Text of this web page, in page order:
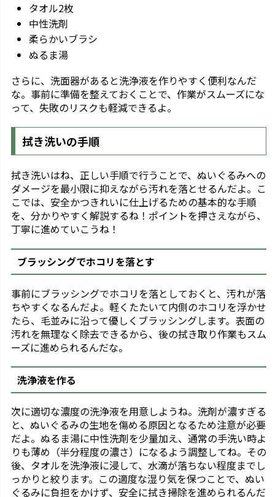
タオル2枚
中性洗剤
柔らかいブラシ
ぬるま湯
さらに、洗面器があると洗浄液を作りやすく便利なんだ
な。事前に準備を整えておくことで、作業がスムーズにな
って、失敗のリスクも軽減できるよ。
拭き洗いの手順
拭き洗いはね、正しい手順で行うことで、ぬいぐるみへの
ダメージを最小限に抑えながら汚れを落とせるんだよ。こ
こでは、安全かつきれいに仕上げるための基本的な手順
を、分かりやすく解説するね！ポイントを押さえながら、
丁寧に進めていこうね！
ブラッシングでホコリを落とす
事前にブラッシングでホコリを落としておくと、汚れが落
ちやすくなるんだよ。軽くたたいて内側のホコリを浮かせ
たら、毛並みに沿って優しくブラッシングします。表面の
汚れを無理なく除去できるから、後の拭き取り作業もスム
ーズに進められるんだな。
洗浄液を作る
次に適切な濃度の洗浄液を用意しようね。洗剤が濃すぎる
と、ぬいぐるみの生地を傷める原因となるため注意が必要
だよ。ぬるま湯に中性洗剤を少量加え、通常の手洗い時よ
りも薄め（半分程度の濃さ）になるよう調整してね。その
後、タオルを洗浄液に浸して、水滴が落ちない程度までし
っかりと絞ります。この適度な湿り気を保つことで、ぬい
ぐるみに負担をかけず、安全に拭き掃除を進められるんだ